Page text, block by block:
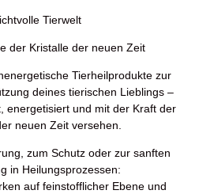
Tierwelt
der Kristalle der neuen Zeit
Tierheilprodukte zur
deines tierischen Lieblings –
energetisiert und mit der Kraft der
neuen Zeit versehen.
zum Schutz oder zur sanften
in Heilungsprozessen:
auf feinstofflicher Ebene und